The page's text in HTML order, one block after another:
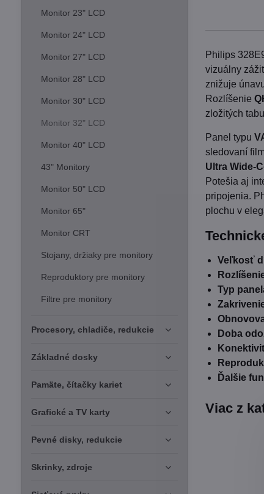
Philips
vizuálny
znižuje
Rozlíšenie
zložitých
Panel typu
sledovaní
Ultra Wide-
Potešia aj
pripojenia.
plochu v
Veľkosť
Typ
Doba
Ďalšie
Viac z
Monitor 23" LCD
Monitor 24" LCD
Monitor 27" LCD
Monitor 28" LCD
Monitor 30" LCD
Monitor 32" LCD
Monitor 40" LCD
43" Monitory
Monitor 50" LCD
Monitor 65"
Monitor CRT
Stojany, držiaky pre monitory
Reproduktory pre monitory
Filtre pre monitory
Procesory, chladiče, redukcie
Základné dosky
Pamäte, čítačky kariet
Grafické a TV karty
Pevné disky, redukcie
Skrinky, zdroje